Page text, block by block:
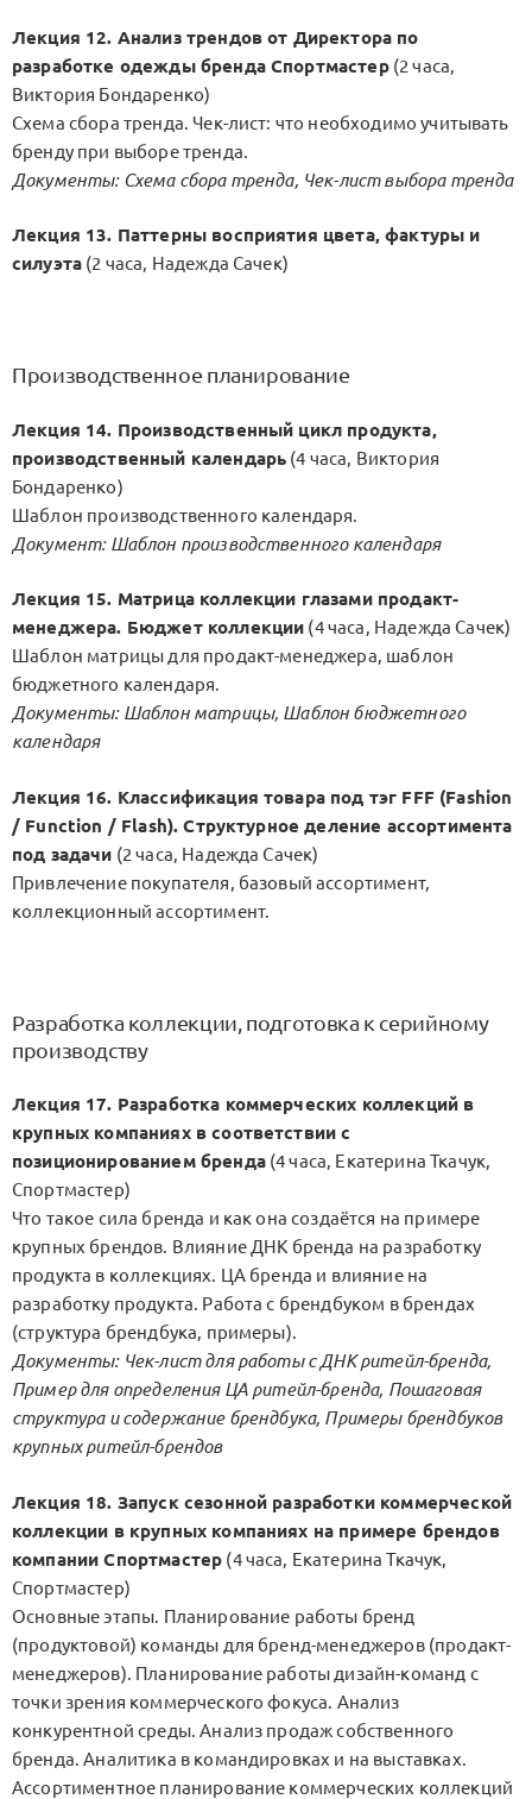
Лекция 12. Анализ трендов от Директора по
разработке одежды бренда Спортмастер(2 часа,
Виктория Бондаренко)
Схема сбора тренда. Чек-лист: что необходимо учитывать
бренду при выборе тренда.
Документы: Схема сбора тренда, Чек-лист выбора тренда
Лекция 13. Паттерны восприятия цвета, фактуры и
силуэта (2 часа, Надежда Сачек)
Производственное планирование
Лекция 14. Производственный цикл продукта,
производственный календарь (4 часа, Виктория
Бондаренко)
Шаблон производственного календаря.
Документ: Шаблон производственного календаря
Лекция 15. Матрица коллекции глазами продакт-
менеджера. Бюджет коллекции (4 часа, Надежда Сачек)
Шаблон матрицы для продакт-менеджера, шаблон
бюджетного календаря.
Документы: Шаблон матрицы, Шаблон бюджетного
календаря
Лекция 16. Классификация товара под тэг FFF (Fashion
/ Function / Flash). Структурное деление ассортимента
под задачи (2 часа, Надежда Сачек)
Привлечение покупателя, базовый ассортимент,
коллекционный ассортимент.
Разработка коллекции, подготовка к серийному
производству
Лекция 17. Разработка коммерческих коллекций в
крупных компаниях в соответствии с
позиционированием бренда(4 часа, Екатерина Ткачук,
Спортмастер)
Что такое сила бренда и как она создаётся на примере
крупных брендов. Влияние ДНК бренда на разработку
продукта в коллекциях. ЦА бренда и влияние на
разработку продукта. Работа с брендбуком в брендах
(структура брендбука, примеры).
Документы: Чек-лист для работы с ДНК ритейл-бренда,
Пример для определения ЦА ритейл-бренда, Пошаговая
структура и содержание брендбука, Примеры брендбуков
крупных ритейл-брендов
Лекция 18. Запуск сезонной разработки коммерческой
коллекции в крупных компаниях на примере брендов
компании Спортмастер (4 часа, Екатерина Ткачук,
Спортмастер)
Основные этапы. Планирование работы бренд
(продуктовой) команды для бренд-менеджеров (продакт-
менеджеров). Планирование работы дизайн-команд с
точки зрения коммерческого фокуса. Анализ
конкурентной среды. Анализ продаж собственного
бренда. Аналитика в командировках и на выставках.
Ассортиментное планирование коммерческих коллекций